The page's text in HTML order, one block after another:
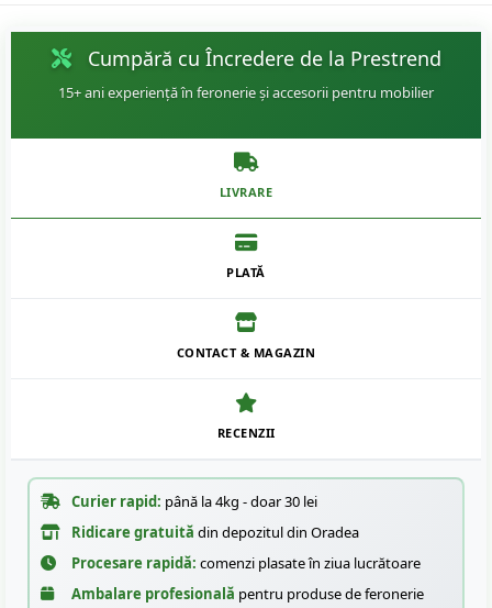
Cumpără cu Încredere de la Prestrend
15+ ani experiență în feronerie și accesorii pentru mobilier
LIVRARE
PLATĂ
CONTACT & MAGAZIN
RECENZII
Curier rapid: până la 4kg - doar 30 lei
Ridicare gratuită din depozitul din Oradea
Procesare rapidă: comenzi plasate în ziua lucrătoare
Ambalare profesională pentru produse de feronerie